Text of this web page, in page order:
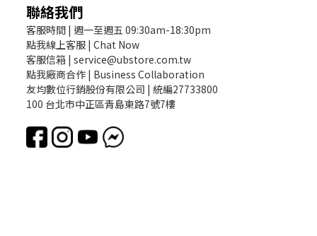
聯絡我們
客服時間 | 週一至週五 09:30am-18:30pm
點我線上客服 | Chat Now
客服信箱 | service@ubstore.com.tw
點我廠商合作 | Business Collaboration
友均數位行銷股份有限公司 | 統編27733800
100 台北市中正區青島東路7號7樓